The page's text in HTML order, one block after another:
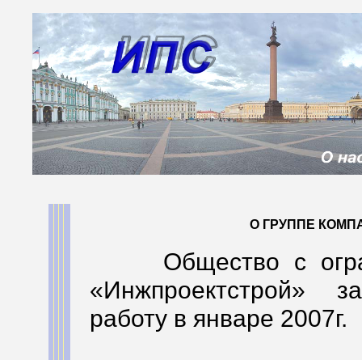
О ГРУППЕ
Общество с
«Инжпроектстрой»
работу в январе 2007г.